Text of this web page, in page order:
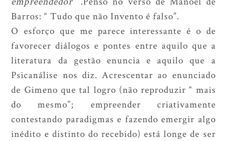
Barros: “ Tudo que não Invento é falso”.
O esforço que me parece interessante é o de
favorecer diálogos e pontes entre aquilo que a
literatura da gestão enuncia e aquilo que a
Psicanálise nos diz. Acrescentar ao enunciado
de Gimeno que tal logro (não reproduzir “ mais
do mesmo”; empreender criativamente
contestando paradigmas e fazendo emergir algo
inédito e distinto do recebido) está longe de ser